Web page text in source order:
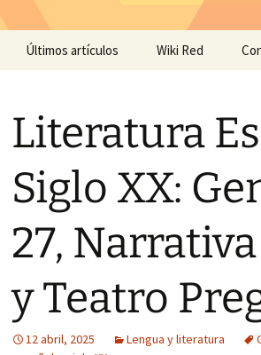
Últimos artículos Wiki Red
Literatura
Siglo XX:
27,
y Teatro
12 abril, 2025 Lengua y literatura